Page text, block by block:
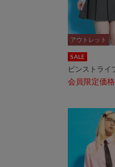
アウトレット
アウトレット
SALE
会員限定価格